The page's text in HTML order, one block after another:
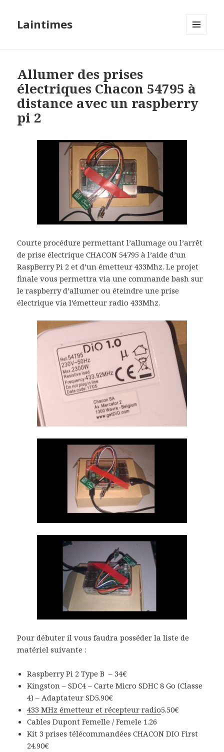
Laintimes
Allumer des prises
électriques Chacon 54795 à
distance avec un raspberry
pi 2
Courte procédure permettant l’allumage ou l’arrêt
de prise électrique CHACON 54795 à l’aide d’un
RaspBerry Pi 2 et d’un émetteur 433Mhz. Le projet
finale vous permettra via une commande bash sur
le raspberry d’allumer ou éteindre une prise
électrique via l’émetteur radio 433Mhz.
Pour débuter il vous faudra posséder la liste de
matériel suivante :
Raspberry Pi 2 Type B – 34€
Kingston – SDC4 – Carte Micro SDHC 8 Go (Classe
4) – Adaptateur SD5.90€
433 MHz émetteur et récepteur radio5.50€
Cables Dupont Femelle / Femele 1.26
Kit 3 prises télécommandées CHACON DIO First
24.90€